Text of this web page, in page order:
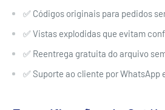
✅ Códigos originais para pedidos
✅ Vistas explodidas que evitam
✅ Reentrega gratuita do arquivo
✅ Suporte ao cliente por WhatsApp